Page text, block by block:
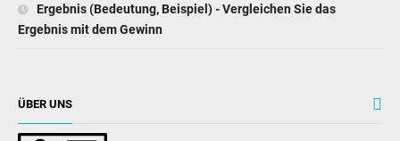
Ergebnis (Bedeutung, Beispiel) - Vergleichen Sie das
Ergebnis mit dem Gewinn
ÜBER UNS